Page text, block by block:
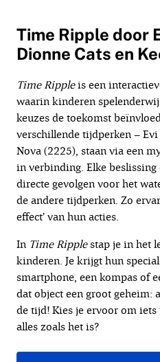
Time Ripple door
Dionne Cats en
TimeRippleis een
waarin kinderen
keuzes de toekomst
verschillende tijdperken –
Nova (2225), staan via een
in verbinding. Elke
directe gevolgen voor het
de andere tijdperken. Zo
effect’ van hun acties.
In TimeRipplestap je in het
kinderen. Je krijgt hun
smartphone, een kompas of
dat object een groot geheim:
de tijd! Kies je ervoor om iets
alles zoals het is?